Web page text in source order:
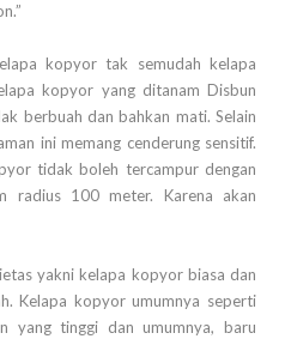
kopyor tak semudah kelapa
kopyor yang ditanam Disbun
berbuah dan bahkan mati. Selain
ini memang cenderung sensitif.
tidak boleh tercampur dengan
radius 100 meter. Karena akan
yakni kelapa kopyor biasa dan
Kelapa kopyor umumnya seperti
yang tinggi dan umumnya, baru